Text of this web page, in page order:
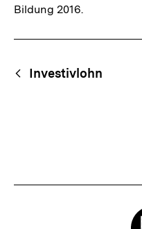
Bildung 2016.
Content-
Navigation
Investivlohn